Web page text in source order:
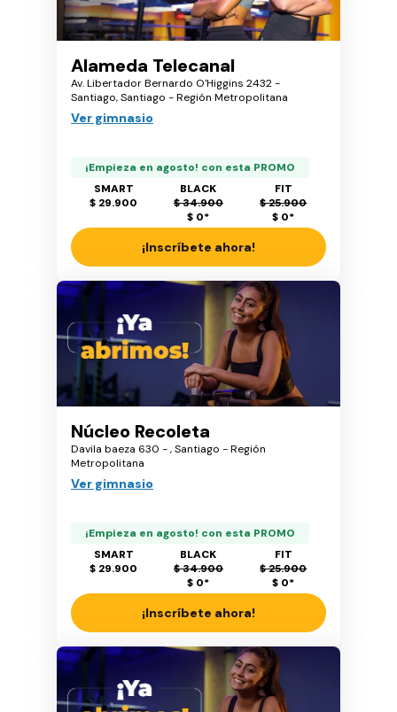
Alameda Telecanal
Av. Libertador Bernardo O'Higgins 2432 -
Santiago, Santiago - Región Metropolitana
Ver gimnasio
¡Empieza en agosto! con esta PROMO
SMART
$ 29.900
BLACK
$ 34.900
$ 0*
FIT
$ 25.900
$ 0*
¡Inscríbete ahora!
Núcleo Recoleta
Davila baeza 630 - , Santiago - Región
Metropolitana
Ver gimnasio
¡Empieza en agosto! con esta PROMO
SMART
$ 29.900
BLACK
$ 34.900
$ 0*
FIT
$ 25.900
$ 0*
¡Inscríbete ahora!